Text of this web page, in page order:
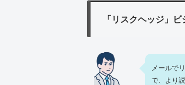
「リスクヘッジ」
メールで
で、より